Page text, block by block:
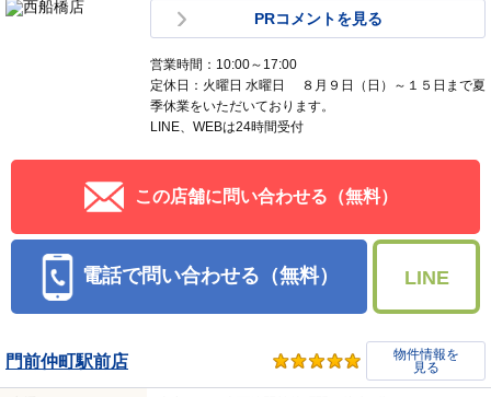
PRコメントを見る
営業時間：10:00～17:00
定休日：火曜日 水曜日 ８月９日（日）～１５日まで夏
季休業をいただいております。
LINE、WEBは24時間受付
この店舗に問い合わせる（無料）
電話で問い合わせる（無料） LINE
門前仲町駅前店
物件情報を
見る